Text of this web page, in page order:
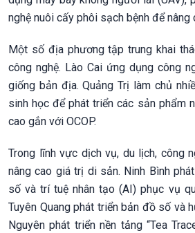
nghệ nuôi cấy phôi sạch bệnh để nâng
Một số địa phương tập trung khai
công nghệ. Lào Cai ứng dụng công
giống bản địa. Quảng Trị làm chủ
sinh học để phát triển các sản phẩm
cao gắn với OCOP.
Trong lĩnh vực dịch vụ, du lịch, công
nâng cao giá trị di sản. Ninh Bình
số và trí tuệ nhân tạo (AI) phục vụ
Tuyên Quang phát triển bản đồ số và
Nguyên phát triển nền tảng “Tea